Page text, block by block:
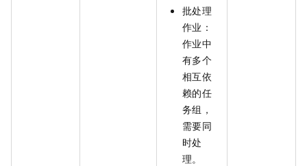
批处理
作业：
作业中
有多个
相互依
赖的任
务组，
需要同
时处
理。